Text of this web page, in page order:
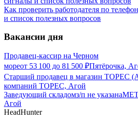
Как проверить работодателя по
и список полезных вопросов
Вакансии дня
Продавец-кассир на Черном
мореот 53 100 до 81 500 ₽Пятёрочка,
Старший продавец в магазин ТОРЕС
компаний ТОРЕС, Агой
Заведующий складомз/п не указана
Агой
HeadHunter